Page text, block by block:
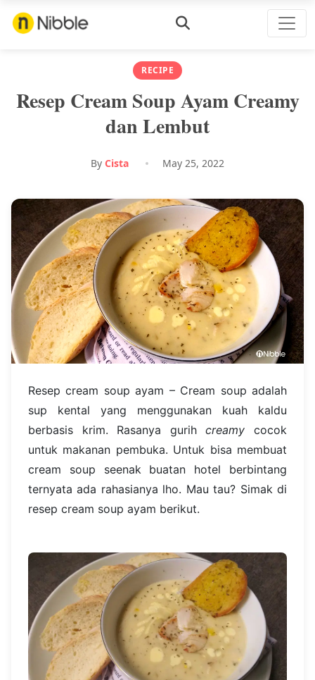
RECIPE
Resep Cream Soup Ayam Creamy
dan Lembut
By Cista May 25, 2022
Resep cream soup ayam – Cream soup adalah
sup kental yang menggunakan kuah kaldu
berbasis krim. Rasanya gurihcreamycocok
untuk makanan pembuka. Untuk bisa membuat
cream soup seenak buatan hotel berbintang
ternyata ada rahasianya lho. Mau tau? Simak di
resep cream soup ayam berikut.